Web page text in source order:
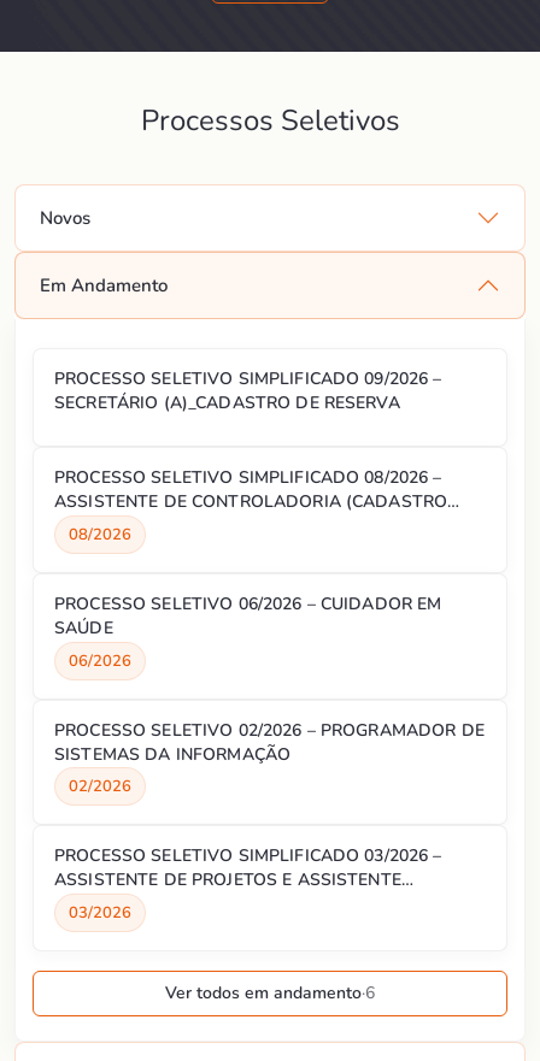
Processos Seletivos
Novos
Em Andamento
PROCESSO SELETIVO SIMPLIFICADO 09/2026 –
SECRETÁRIO (A)_CADASTRO DE RESERVA
PROCESSO SELETIVO SIMPLIFICADO 08/2026 –
ASSISTENTE DE CONTROLADORIA (CADASTRO
RESERVA)
08/2026
PROCESSO SELETIVO 06/2026 – CUIDADOR EM
SAÚDE
06/2026
PROCESSO SELETIVO 02/2026 – PROGRAMADOR DE
SISTEMAS DA INFORMAÇÃO
02/2026
PROCESSO SELETIVO SIMPLIFICADO 03/2026 –
ASSISTENTE DE PROJETOS E ASSISTENTE
ADMINISTRATIVO
03/2026
Ver todos em andamento·6